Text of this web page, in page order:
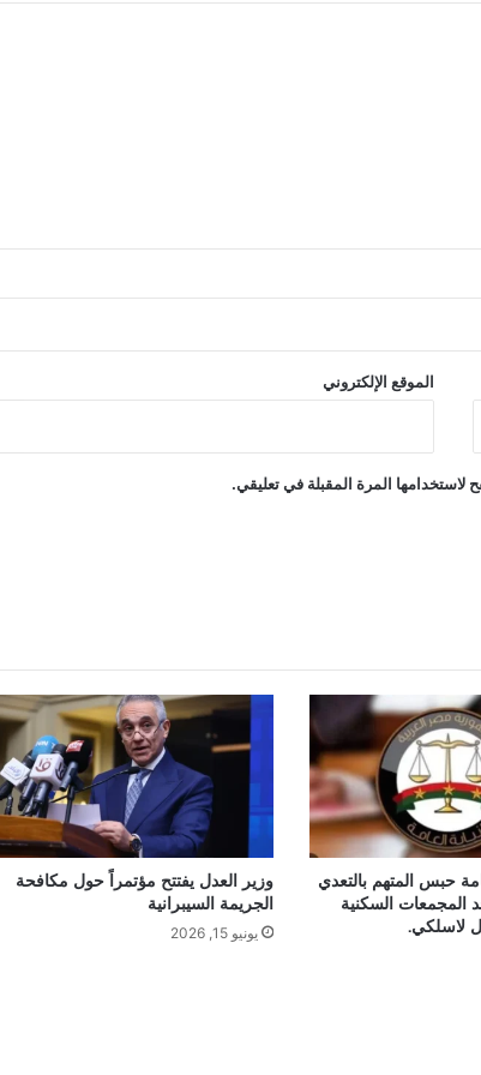
الموقع الإلكتروني
لاستخدامها المرة المقبلة في تعليقي.
حبس المتهم بالتعدي
المجمعات السكنية
لاسلكي.
وزير العدل يفتتح مؤتمراً حول مكافحة
الجريمة السيبرانية
يونيو 15, 2026